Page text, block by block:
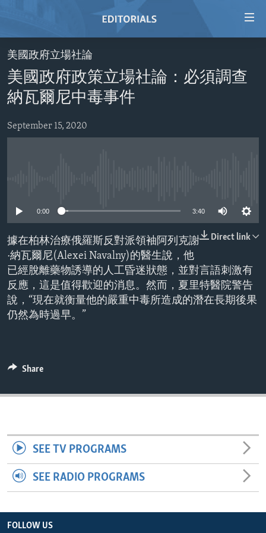
Skip
to
main
content
Skip
to
main
HOME
VIDEO
RADIO
REGIONS
EUROPE
MIDDLE EAST
AID AND DEVELOPMENT
DEMOCRACY AND GOVERNANCE
ECONOMY AND TRADE
ENVIRONMENT AND HEALTH
IDEALS AND INSTITUTIONS
FOLLOW US
美國政府立場社論
美國政府政策立場社論：必須調查
納瓦爾尼中毒事件
September 15, 2020
0:00 3:40
Direct link
據在柏林治療俄羅斯反對派領袖阿列克謝
·納瓦爾尼(Alexei Navalny)的醫生說，他
已經脫離藥物誘導的人工昏迷狀態，並對言語刺激有
反應，這是值得歡迎的消息。然而，夏里特醫院警告
說，“現在就衡量他的嚴重中毒所造成的潛在長期後果
仍然為時過早。”
Share
SEE TV PROGRAMS
SEE RADIO PROGRAMS
FOLLOW US